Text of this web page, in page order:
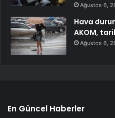
Ağustos 6,
Hava
AKOM,
Ağustos 6,
En Güncel Haberler